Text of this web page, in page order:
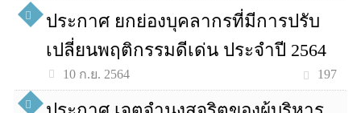
ประกาศ ยกย่องบุคลากรที่มีการปรับ
เปลี่ยนพฤติกรรมดีเด่น ประจำปี 2564
10 ก.ย. 2564 197